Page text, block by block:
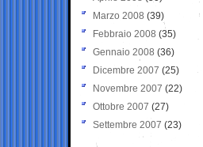
Marzo 2008 (39)
Febbraio 2008 (35)
Gennaio 2008 (36)
Dicembre 2007 (25)
Novembre 2007 (22)
Ottobre 2007 (27)
Settembre 2007 (23)